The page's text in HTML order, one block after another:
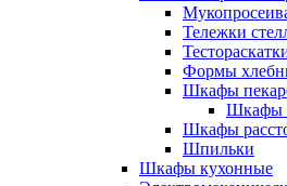
Тележки
Формы
Шкафы
Шкафы
Шкафы
Шпильки
Шкафы кухонные